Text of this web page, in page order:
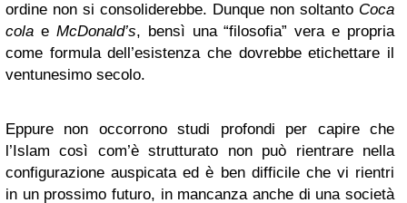
ordine non si consoliderebbe. Dunque non soltanto Coca
cola e McDonald’s, bensì una “filosofia” vera e propria
come formula dell’esistenza che dovrebbe etichettare il
ventunesimo secolo.
Eppure non occorrono studi profondi per capire che
l’Islam così com’è strutturato non può rientrare nella
configurazione auspicata ed è ben difficile che vi rientri
in un prossimo futuro, in mancanza anche di una società